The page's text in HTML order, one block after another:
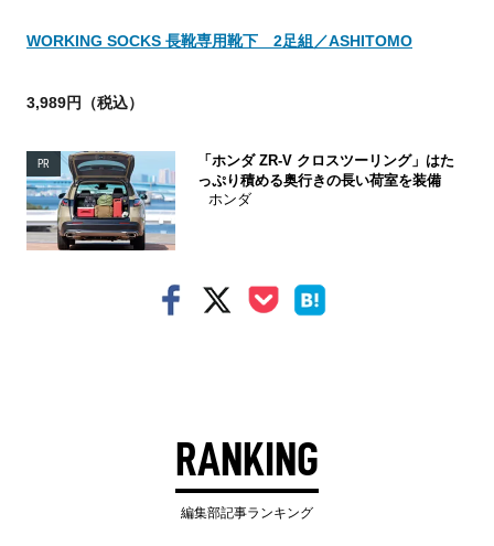
WORKING SOCKS 長靴専用靴下 2足組／ASHITOMO
3,989円（税込）
PR
「ホンダ ZR-V クロスツーリング」はた
っぷり積める奥行きの長い荷室を装備
ホンダ
RANKING
編集部記事ランキング